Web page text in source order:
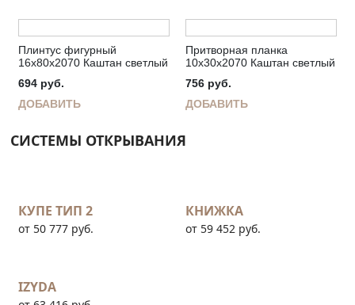
Плинтус фигурный
16х80х2070 Каштан светлый
694 руб.
ДОБАВИТЬ
Притворная планка
10х30х2070 Каштан светлый
756 руб.
ДОБАВИТЬ
СИСТЕМЫ ОТКРЫВАНИЯ
КУПЕ ТИП 2
от 50 777 руб.
КНИЖКА
от 59 452 руб.
IZYDA